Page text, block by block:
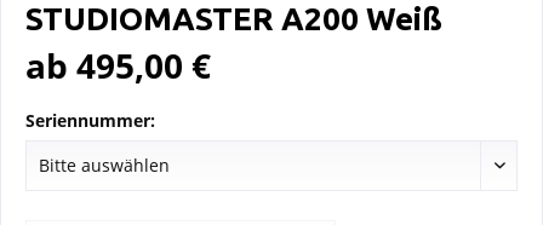
STUDIOMASTER A200 Weiß
ab 495,00 €
Seriennummer: